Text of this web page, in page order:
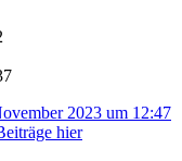
2023 um 12:47
hier